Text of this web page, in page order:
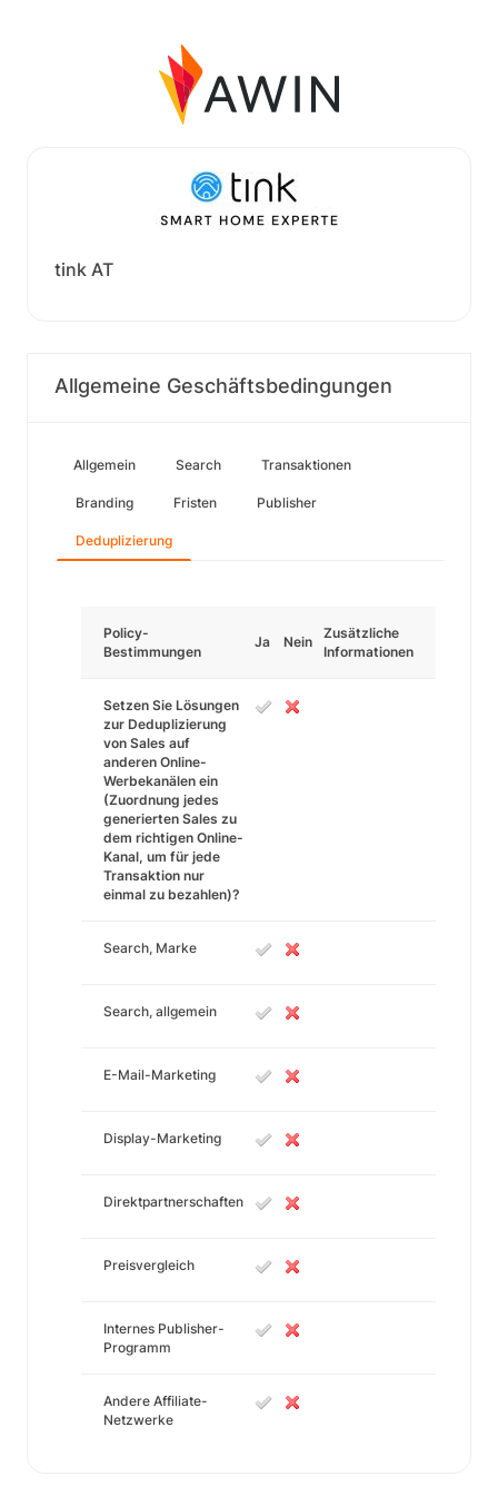
tink AT
Allgemeine Geschäftsbedingungen
Allgemein Search Transaktionen
Branding Fristen Publisher
Deduplizierung
Policy-
Bestimmungen
Ja Nein
Zusätzliche
Informationen
Setzen Sie Lösungen
zur Deduplizierung
von Sales auf
anderen Online-
Werbekanälen ein
(Zuordnung jedes
generierten Sales zu
dem richtigen Online-
Kanal, um für jede
Transaktion nur
einmal zu bezahlen)?
Search, Marke
Search, allgemein
E-Mail-Marketing
Display-Marketing
Direktpartnerschaften
Preisvergleich
Internes Publisher-
Programm
Andere Affiliate-
Netzwerke